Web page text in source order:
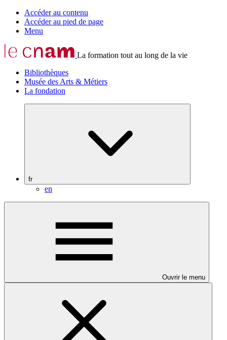
Accéder au contenu
Accéder au pied de page
Menu
La formation tout au long de la vie
Bibliothèques
Musée des Arts & Métiers
La fondation
fr
en
Ouvrir le menu